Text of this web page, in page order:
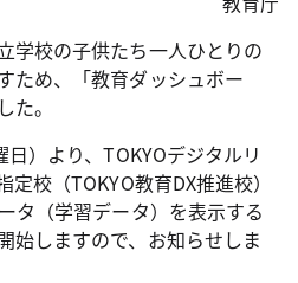
学校の子供たち一人ひとりの
ため、「教育ダッシュボー
た。
）より、TOKYOデジタルリ
校（TOKYO教育DX推進校）
タ（学習データ）を表示する
始しますので、お知らせしま